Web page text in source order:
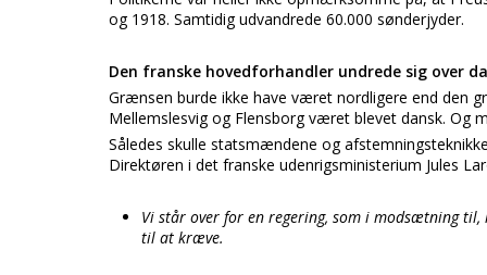
og 1918. Samtidig udvandrede 60.000 sønderjyder.
Den franske hovedforhandler undrede sig over
Grænsen burde ikke have været nordligere end den
Mellemslesvig og Flensborg været blevet dansk. Og
Således skulle statsmændene og
Direktøren i det franske udenrigsministerium Jules
Vi står over for en regering, som i modsætning
til at kræve.